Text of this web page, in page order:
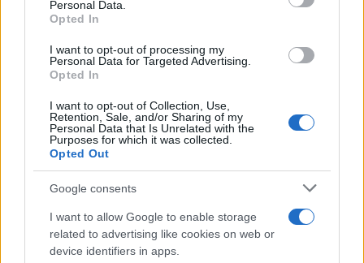
Personal Data.
Opted In
I want to opt-out of processing my
Personal Data for Targeted Advertising.
Opted In
I want to opt-out of Collection, Use,
Retention, Sale, and/or Sharing of my
Personal Data that Is Unrelated with the
Purposes for which it was collected.
Opted Out
Google consents
I want to allow Google to enable storage
related to advertising like cookies on web or
device identifiers in apps.
Ιωάννα Τούνη: Ο προορισμός που επέλεξε για να
γιορτάσει τα 33α γενέθλιά της